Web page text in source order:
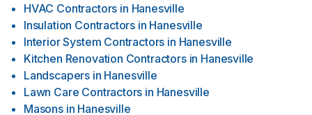
HVAC Contractors in Hanesville
Insulation Contractors in Hanesville
Interior System Contractors in Hanesville
Kitchen Renovation Contractors in Hanesville
Landscapers in Hanesville
Lawn Care Contractors in Hanesville
Masons in Hanesville